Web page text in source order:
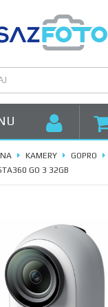
KAMERY GOPRO
GO 3 32GB